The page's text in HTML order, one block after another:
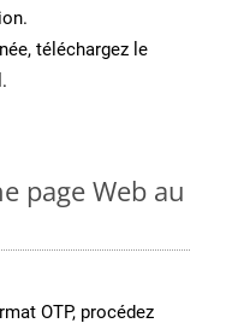
téléchargez le
page Web au
OTP, procédez